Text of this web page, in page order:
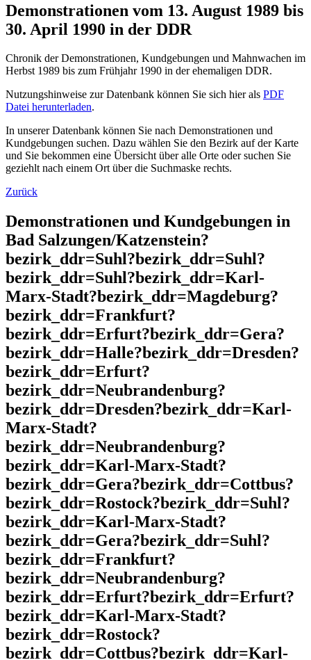
Demonstrationen vom 13. August 1989 bis
30. April 1990 in der DDR
Chronik der Demonstrationen, Kundgebungen und Mahnwachen im
Herbst 1989 bis zum Frühjahr 1990 in der ehemaligen DDR.
Nutzungshinweise zur Datenbank können Sie sich hier als PDF
Datei herunterladen.
In unserer Datenbank können Sie nach Demonstrationen und
Kundgebungen suchen. Dazu wählen Sie den Bezirk auf der Karte
und Sie bekommen eine Übersicht über alle Orte oder suchen Sie
geziehlt nach einem Ort über die Suchmaske rechts.
Zurück
Demonstrationen und Kundgebungen in
Bad Salzungen/Katzenstein?
bezirk_ddr=Suhl?bezirk_ddr=Suhl?
bezirk_ddr=Suhl?bezirk_ddr=Karl-
Marx-Stadt?bezirk_ddr=Magdeburg?
bezirk_ddr=Frankfurt?
bezirk_ddr=Erfurt?bezirk_ddr=Gera?
bezirk_ddr=Halle?bezirk_ddr=Dresden?
bezirk_ddr=Erfurt?
bezirk_ddr=Neubrandenburg?
bezirk_ddr=Dresden?bezirk_ddr=Karl-
Marx-Stadt?
bezirk_ddr=Neubrandenburg?
bezirk_ddr=Karl-Marx-Stadt?
bezirk_ddr=Gera?bezirk_ddr=Cottbus?
bezirk_ddr=Rostock?bezirk_ddr=Suhl?
bezirk_ddr=Karl-Marx-Stadt?
bezirk_ddr=Gera?bezirk_ddr=Suhl?
bezirk_ddr=Frankfurt?
bezirk_ddr=Neubrandenburg?
bezirk_ddr=Erfurt?bezirk_ddr=Erfurt?
bezirk_ddr=Karl-Marx-Stadt?
bezirk_ddr=Rostock?
bezirk_ddr=Cottbus?bezirk_ddr=Karl-